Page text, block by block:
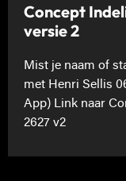
Concept
versie 2
Mist je naam of
met Henri Sellis
App) Link naar
2627 v2